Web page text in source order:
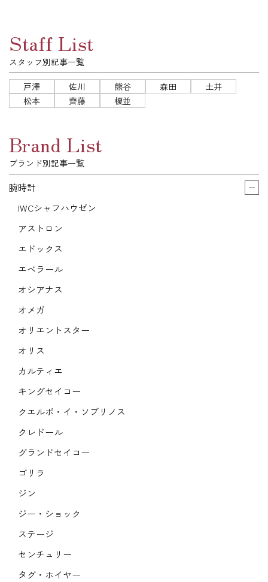
Staff List
スタッフ別記事一覧
戸澤 佐川 熊谷 森田
土井
松本
齊藤 榎並
Brand List
ブランド別記事一覧
腕時計
IWCシャフハウゼン
アストロン
エドックス
エベラール
オシアナス
オメガ
オリエントスター
オリス
カルティエ
キングセイコー
クエルボ・イ・ソブリノス
クレドール
グランドセイコー
ゴリラ
ジン
ジー・ショック
ステージ
センチュリー
タグ・ホイヤー